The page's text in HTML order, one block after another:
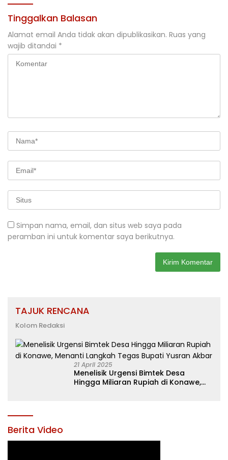
Tinggalkan Balasan
Alamat email Anda tidak akan dipublikasikan. Ruas yang
wajib ditandai *
Simpan nama, email, dan situs web saya pada
peramban ini untuk komentar saya berikutnya.
TAJUK RENCANA
Kolom Redaksi
21 April 2025
Menelisik Urgensi Bimtek Desa
Hingga Miliaran Rupiah di Konawe,
Berita Video